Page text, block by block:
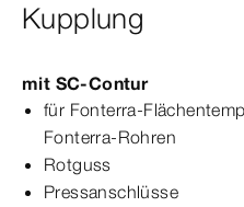
Kupplung
mit SC‑Contur
für Fonterra-​
Fonterra-​Rohren
Rotguss
Pressanschlüsse